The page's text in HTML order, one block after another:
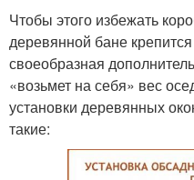
Чтобы этого избежать
деревянной бане
своеобразная
«возьмет на себя» вес
установки деревянных
такие: